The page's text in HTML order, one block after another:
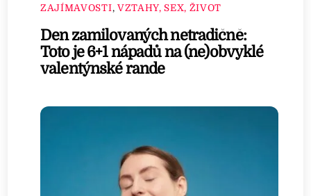
ZAJÍMAVOSTI, VZTAHY, SEX, ŽIVOT
Den zamilovaných netradičně:
Toto je 6+1 nápadů na (ne)obvyklé
valentýnské rande